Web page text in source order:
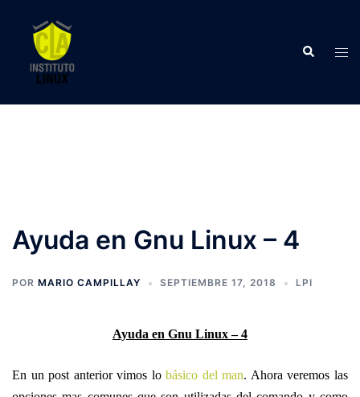
contenido
Buscar
Ayuda en Gnu Linux – 4
POR MARIO CAMPILLAY SEPTIEMBRE 17, 2018 LPI
Ayuda en Gnu Linux – 4
En un post anterior vimos lobásico del man. Ahora veremos las